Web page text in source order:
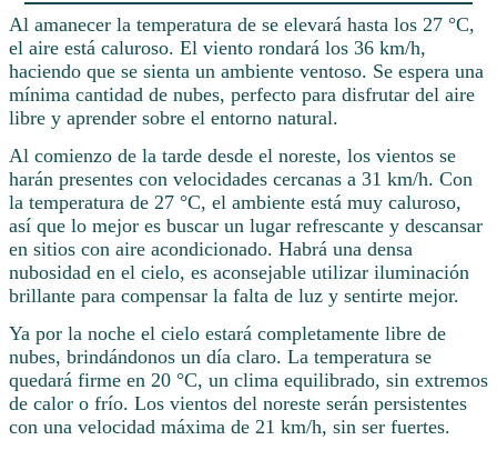
Al amanecer la temperatura de se elevará hasta los 27 °C,
el aire está caluroso. El viento rondará los 36 km/h,
haciendo que se sienta un ambiente ventoso. Se espera una
mínima cantidad de nubes, perfecto para disfrutar del aire
libre y aprender sobre el entorno natural.
Al comienzo de la tarde desde el noreste, los vientos se
harán presentes con velocidades cercanas a 31 km/h. Con
la temperatura de 27 °C, el ambiente está muy caluroso,
así que lo mejor es buscar un lugar refrescante y descansar
en sitios con aire acondicionado. Habrá una densa
nubosidad en el cielo, es aconsejable utilizar iluminación
brillante para compensar la falta de luz y sentirte mejor.
Ya por la noche el cielo estará completamente libre de
nubes, brindándonos un día claro. La temperatura se
quedará firme en 20 °C, un clima equilibrado, sin extremos
de calor o frío. Los vientos del noreste serán persistentes
con una velocidad máxima de 21 km/h, sin ser fuertes.